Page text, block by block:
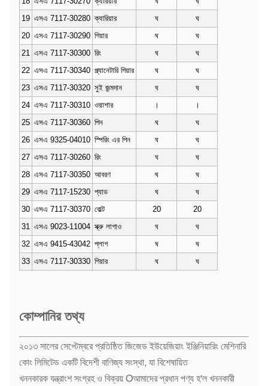
19 এসএ 7117-30280 ক্যারিয়ার ঘ
ঘ
20 এসএ 7117-30290 গিয়ার ঘ
ঘ
21
এসএ 7117-30300 রিং ঘ
ঘ
22 এসএ 7117-30340 প্ল্যানেটারি গিয়ার ঘ
ঘ
23 এসএ 7117-30320 সুই জন্মদান ঘ
ঘ
24 এসএ 7117-30310 ওয়াশার ।
।
25 এসএ 7117-30360 পিন ঘ
ঘ
26 এসএ 9325-04010 স্পিরিং এর পিন ঘ
ঘ
27 এসএ 7117-30260 রিং ঘ
ঘ
28 এসএ 7117-30350 আবরণ ঘ
ঘ
29 এসএ 7117-15230 প্যাড ঘ
ঘ
30 এসএ 7117-30370 বোল্ট 20
20
31
এসএ 9023-11004 স্ক্রু লাগাও ঘ
ঘ
32 এসএ 9415-43042 প্লাগ ঘ
ঘ
33 এসএ 7117-30330 গিয়ার ঘ ঘ
কোম্পানির তথ্য
২০১৩ সালের সেপ্টেম্বরে প্রতিষ্ঠিত জিজেড ইউয়েজিয়াং ইঞ্জিনিয়ারিং মেশিনারি
কোং লিমিটেড একটি বিদেশী বাণিজ্য সংস্থা, যা বিশেষায়িত
খননকারক যন্ত্রাংশ সংগ্রহ ও বিক্রয় Oআমাদের প্রধান পণ্য হ'ল খননকারী